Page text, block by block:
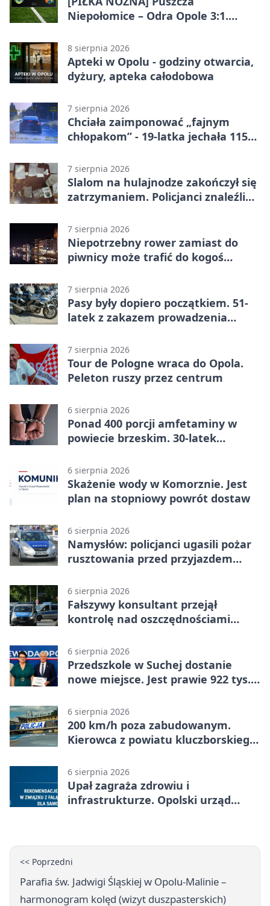
Niepołomice – Odra Opole 3:1.
ligi
8 sierpnia 2026
Apteki w Opolu - godziny otwarcia,
dyżury, apteka całodobowa
7 sierpnia 2026
Chciała zaimponować „fajnym
chłopakom” - 19-latka jechała 115
7 sierpnia 2026
Slalom na hulajnodze zakończył się
zatrzymaniem. Policjanci znaleźli
7 sierpnia 2026
Niepotrzebny rower zamiast do
piwnicy może trafić do kogoś
7 sierpnia 2026
Pasy były dopiero początkiem. 51-
latek z zakazem prowadzenia
7 sierpnia 2026
Tour de Pologne wraca do Opola.
Peleton ruszy przez centrum
6 sierpnia 2026
Ponad 400 porcji amfetaminy w
powiecie brzeskim. 30-latek
6 sierpnia 2026
Skażenie wody w Komorznie. Jest
plan na stopniowy powrót dostaw
6 sierpnia 2026
Namysłów: policjanci ugasili pożar
rusztowania przed przyjazdem
6 sierpnia 2026
Fałszywy konsultant przejął
kontrolę nad oszczędnościami
6 sierpnia 2026
Przedszkole w Suchej dostanie
nowe miejsce. Jest prawie 922 tys.
6 sierpnia 2026
200 km/h poza zabudowanym.
Kierowca z powiatu kluczborskiego
6 sierpnia 2026
Upał zagraża zdrowiu i
infrastrukturze. Opolski urząd
<< Poprzedni
Parafia św. Jadwigi Śląskiej w Opolu-Malinie –
harmonogram kolęd (wizyt duszpasterskich)